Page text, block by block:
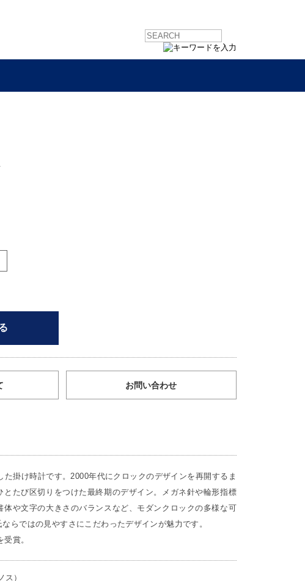
お問い合わせ
た掛け時計です。2000年代にクロックのデザインを再開するま
とたび区切りをつけた最終期のデザイン。メガネ針や輪形指標
体や文字の大きさのバランスなど、モダンクロックの多様な可
らではの見やすさにこだわったデザインが魅力です。
賞。
ス）